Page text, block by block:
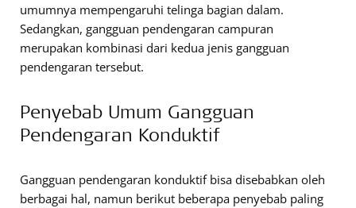
umumnya mempengaruhi telinga bagian dalam.
Sedangkan, gangguan pendengaran campuran
merupakan kombinasi dari kedua jenis gangguan
pendengaran tersebut.
Penyebab Umum Gangguan
Pendengaran Konduktif
Gangguan pendengaran konduktif bisa disebabkan oleh
berbagai hal, namun berikut beberapa penyebab paling